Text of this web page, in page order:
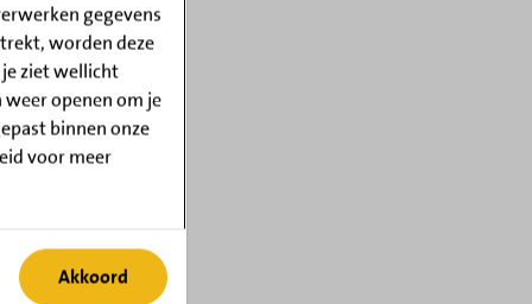
gegevens
worden deze
ziet wellicht
openen om je
binnen onze
voor meer
te
gebruiken
Akkoord